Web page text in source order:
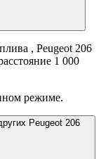
, Peugeot 206
1 000
режиме.
Peugeot 206